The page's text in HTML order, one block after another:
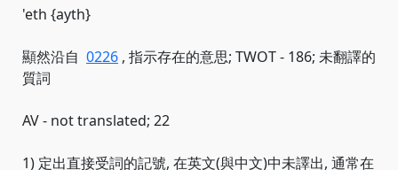
'eth {ayth}
顯然沿自 0226 , 指示存在的意思; TWOT - 186; 未翻譯的
質詞
AV - not translated; 22
1) 定出直接受詞的記號, 在英文(與中文)中未譯出, 通常在